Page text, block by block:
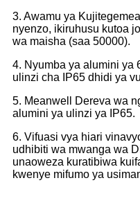
3. Awamu ya
nyenzo, ikiruhusu kutoa
wa maisha (saa 50000).
4. Nyumba ya alumini ya
ulinzi cha IP65 dhidi ya
5. Meanwell Dereva wa
alumini ya ulinzi ya IP65.
6. Vifuasi vya hiari
udhibiti wa mwanga wa
unaoweza kuratibiwa
kwenye mifumo ya